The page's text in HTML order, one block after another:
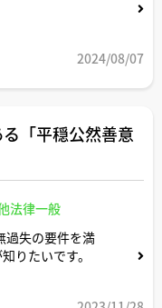
2024/08/07
「平穏公然善意
法律一般
過失の要件を満
りたいです。